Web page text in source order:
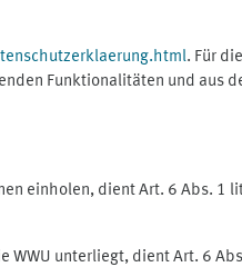
. Für
Funktionalitäten und aus
einholen, dient Art. 6 Abs. 1
unterliegt, dient Art. 6